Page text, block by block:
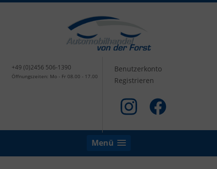
+49 (0)2456 506-1390
Öffnungszeiten: Mo - Fr 08.00 - 17.00
Benutzerkonto
Registrieren
Menü